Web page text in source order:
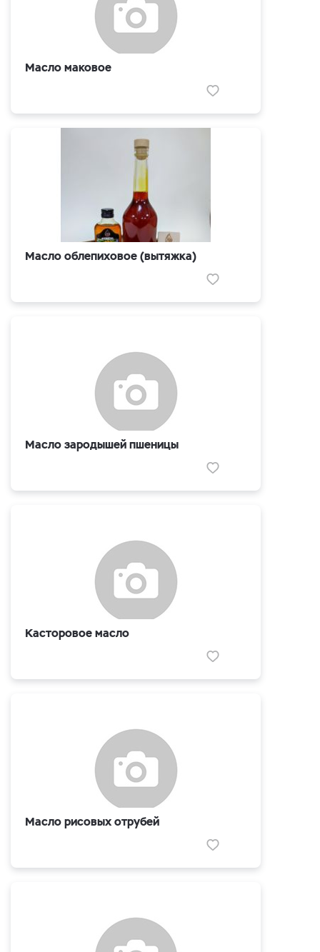
Масло маковое
Масло облепиховое (вытяжка)
Масло зародышей пшеницы
Касторовое масло
Масло рисовых отрубей